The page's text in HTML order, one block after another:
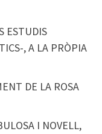
ESTUDIS
, A LA PRÒPIA
DE LA ROSA
I NOVELL,